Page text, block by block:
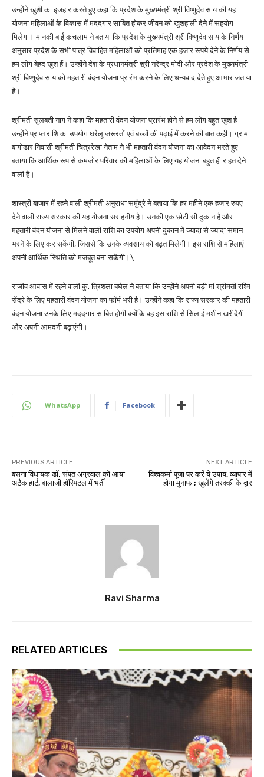
उन्होंने खुशी का इजहार करते हुए कहा कि प्रदेश के मुख्यमंत्री श्री विष्णुदेव साय की यह
योजना महिलाओं के विकास में मददगार साबित होकर जीवन को खुशहाली देने में सहयोग
मिलेगा। मानकी बाई कचलाम ने बताया कि प्रदेश के मुख्यमंत्री श्री विष्णुदेव साय के निर्णय
अनुसार प्रदेश के सभी पात्र विवाहित महिलाओं को प्रतिमाह एक हजार रूपये देने के निर्णय से
हम लोग बेहद खुश हैं। उन्होंने देश के प्रधानमंत्री श्री नरेन्द्र मोदी और प्रदेश के मुख्यमंत्री
श्री विष्णुदेव साय को महतारी वंदन योजना प्रारंभ करने के लिए धन्यवाद देते हुए आभार जताया
है।
श्रीमती सुलबती नाग ने कहा कि महतारी वंदन योजना प्रारंभ होने से हम लोग बहुत खुश है
उन्होंने प्राप्त राशि का उपयोग घरेलू जरूरतों एवं बच्चों की पढ़ाई में करने की बात कही। ग्राम
बागोडार निवासी श्रीमती चित्ररेखा नेताम ने भी महतारी वंदन योजना का आवेदन भरते हुए
बताया कि आर्थिक रूप से कमजोर परिवार की महिलाओं के लिए यह योजना बहुत ही राहत देने
वाली है।
शास्त्री बाजार में रहने वाली श्रीमती अनुराधा समुंद्रे ने बताया कि हर महीने एक हजार रुपए
देने वाली राज्य सरकार की यह योजना सराहनीय है। उनकी एक छोटी सी दुकान है और
महतारी वंदन योजना से मिलने वाली राशि का उपयोग अपनी दुकान में ज्यादा से ज्यादा समान
भरने के लिए कर सकेंगी, जिससे कि उनके व्यवसाय को बढ़त मिलेगी। इस राशि से महिलाएं
अपनी आर्थिक स्थिति को मजबूत बना सकेंगी।\
राजीव आवास में रहने वाली कु. त्रिशला बघेल ने बताया कि उन्होंने अपनी बड़ी मां श्रीमती रश्मि
सेंद्रे के लिए महतारी वंदन योजना का फॉर्म भरी है। उन्होंने कहा कि राज्य सरकार की महतारी
वंदन योजना उनके लिए मददगार साबित होगी क्योंकि वह इस राशि से सिलाई मशीन खरीदेंगी
और अपनी आमदनी बढ़ाएंगी।
WhatsApp Facebook
PREVIOUS ARTICLE
बसना विधायक डॉ. संपत अग्रवाल को आया
अटैक हार्ट, बालाजी हॉस्पिटल में भर्ती
NEXT ARTICLE
विश्वकर्मा पूजा पर करें ये उपाय, व्यापार में
होगा मुनाफा; खुलेंगे तरक्की के द्वार
Ravi Sharma
RELATED ARTICLES